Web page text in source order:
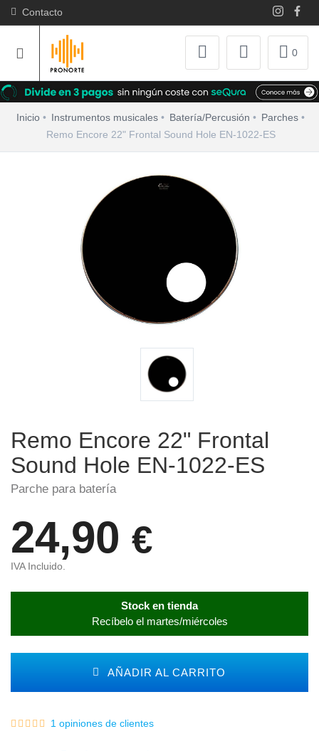
Contacto
0
Inicio Instrumentos musicales Batería/Percusión
Parches
Remo Encore 22" Frontal Sound Hole EN-1022-ES
Remo Encore 22" Frontal
Sound Hole EN-1022-ES
Parche para batería
24,90 €
IVA Incluido.
Stock en tienda
Recíbelo el martes/miércoles
AÑADIR AL CARRITO
1 opiniones de clientes